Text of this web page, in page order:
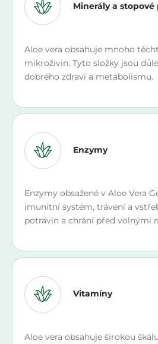
Minerály a stopové
Aloe vera obsahuje mnoho
mikroživin. Tyto složky jsou
dobrého zdraví a metabolismu.
Enzymy
Enzymy obsažené v Aloe Vera
imunitní systém, trávení a
potravin a chrání před volnými
Vitamíny
Aloe vera obsahuje širokou